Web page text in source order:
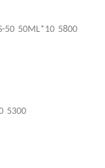
50 50ML*10 5800
5300